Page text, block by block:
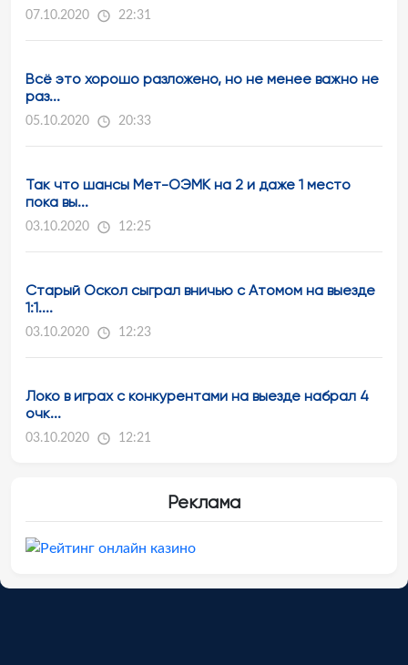
07.10.2020 22:31
Всё это хорошо разложено, но не менее важно не
раз...
05.10.2020 20:33
Так что шансы Мет-ОЭМК на 2 и даже 1 место
пока вы...
03.10.2020 12:25
Старый Оскол сыграл вничью с Атомом на выезде
1:1....
03.10.2020 12:23
Локо в играх с конкурентами на выезде набрал 4
очк...
03.10.2020 12:21
Реклама